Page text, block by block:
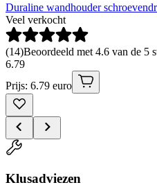
Duraline wandhouder
Veel verkocht
(14)Beoordeeld met 4.6 van de 5
6.79
Prijs: 6.79 euro
Klusadviezen